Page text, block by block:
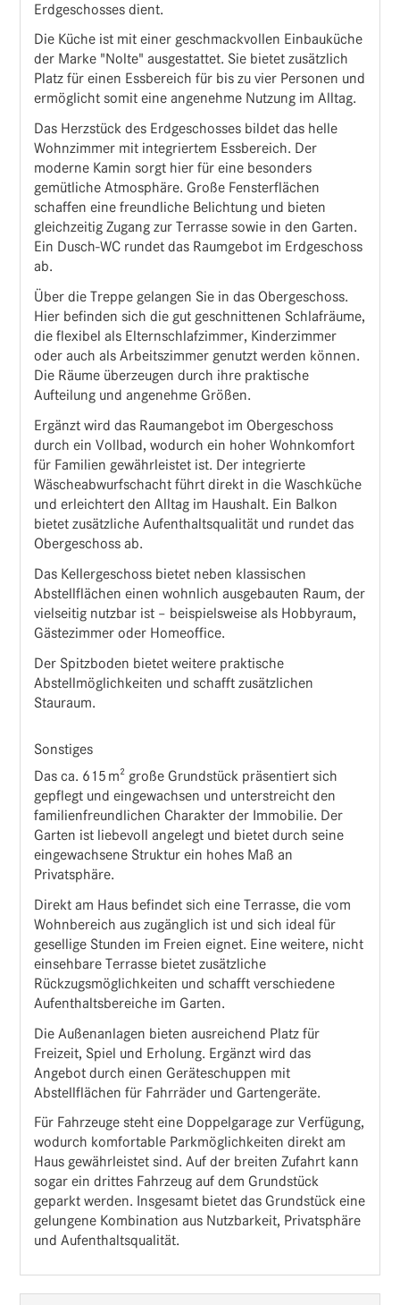
Erdgeschosses dient.
Die Küche ist mit einer geschmackvollen Einbauküche
der Marke "Nolte" ausgestattet. Sie bietet zusätzlich
Platz für einen Essbereich für bis zu vier Personen und
ermöglicht somit eine angenehme Nutzung im Alltag.
Das Herzstück des Erdgeschosses bildet das helle
Wohnzimmer mit integriertem Essbereich. Der
moderne Kamin sorgt hier für eine besonders
gemütliche Atmosphäre. Große Fensterflächen
schaffen eine freundliche Belichtung und bieten
gleichzeitig Zugang zur Terrasse sowie in den Garten.
Ein Dusch-WC rundet das Raumgebot im Erdgeschoss
ab.
Über die Treppe gelangen Sie in das Obergeschoss.
Hier befinden sich die gut geschnittenen Schlafräume,
die flexibel als Elternschlafzimmer, Kinderzimmer
oder auch als Arbeitszimmer genutzt werden können.
Die Räume überzeugen durch ihre praktische
Aufteilung und angenehme Größen.
Ergänzt wird das Raumangebot im Obergeschoss
durch ein Vollbad, wodurch ein hoher Wohnkomfort
für Familien gewährleistet ist. Der integrierte
Wäscheabwurfschacht führt direkt in die Waschküche
und erleichtert den Alltag im Haushalt. Ein Balkon
bietet zusätzliche Aufenthaltsqualität und rundet das
Obergeschoss ab.
Das Kellergeschoss bietet neben klassischen
Abstellflächen einen wohnlich ausgebauten Raum, der
vielseitig nutzbar ist – beispielsweise als Hobbyraum,
Gästezimmer oder Homeoffice.
Der Spitzboden bietet weitere praktische
Abstellmöglichkeiten und schafft zusätzlichen
Stauraum.
Sonstiges
Das ca. 615 m² große Grundstück präsentiert sich
gepflegt und eingewachsen und unterstreicht den
familienfreundlichen Charakter der Immobilie. Der
Garten ist liebevoll angelegt und bietet durch seine
eingewachsene Struktur ein hohes Maß an
Privatsphäre.
Direkt am Haus befindet sich eine Terrasse, die vom
Wohnbereich aus zugänglich ist und sich ideal für
gesellige Stunden im Freien eignet. Eine weitere, nicht
einsehbare Terrasse bietet zusätzliche
Rückzugsmöglichkeiten und schafft verschiedene
Aufenthaltsbereiche im Garten.
Die Außenanlagen bieten ausreichend Platz für
Freizeit, Spiel und Erholung. Ergänzt wird das
Angebot durch einen Geräteschuppen mit
Abstellflächen für Fahrräder und Gartengeräte.
Für Fahrzeuge steht eine Doppelgarage zur Verfügung,
wodurch komfortable Parkmöglichkeiten direkt am
Haus gewährleistet sind. Auf der breiten Zufahrt kann
sogar ein drittes Fahrzeug auf dem Grundstück
geparkt werden. Insgesamt bietet das Grundstück eine
gelungene Kombination aus Nutzbarkeit, Privatsphäre
und Aufenthaltsqualität.